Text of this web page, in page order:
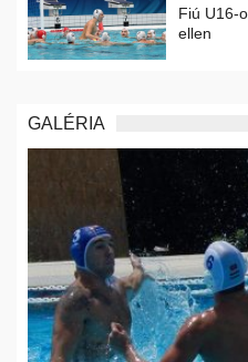
Fiú U16-
ellen
GALÉRIA